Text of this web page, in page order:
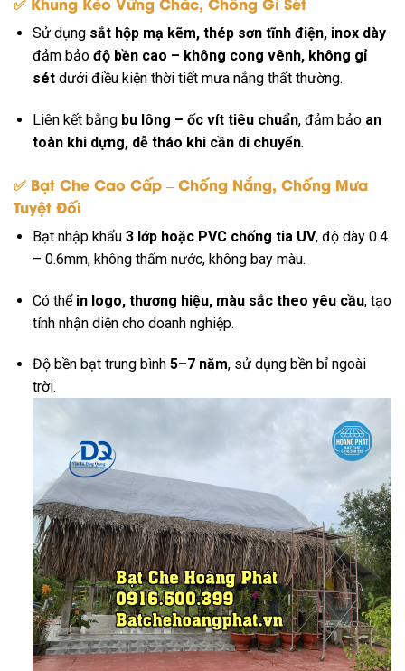
Sử dụng sắt hộp mạ kẽm, thép sơn tĩnh điện, inox dày
đảm bảo độ bền cao – không cong vênh, không gỉ
sétdưới điều kiện thời tiết mưa nắng thất thường.
Liên kết bằng bu lông – ốc vít tiêu chuẩn, đảm bảo an
toàn khi dựng, dễ tháo khi cần di chuyển.
✅ Bạt Che Cao Cấp – Chống Nắng, Chống Mưa
Tuyệt Đối
Bạt nhập khẩu 3 lớp hoặc PVC chống tia UV, độ dày 0.4
– 0.6mm, không thấm nước, không bay màu.
Có thể in logo, thương hiệu, màu sắc theo yêu cầu, tạo
tính nhận diện cho doanh nghiệp.
Độ bền bạt trung bình 5–7 năm, sử dụng bền bỉ ngoài
trời.